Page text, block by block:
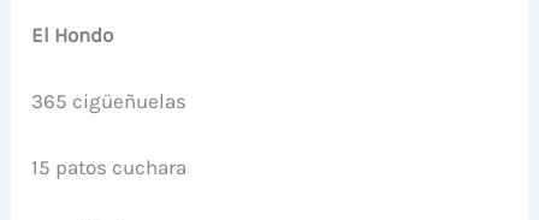
El Hondo
365 cigüeñuelas
15 patos cuchara